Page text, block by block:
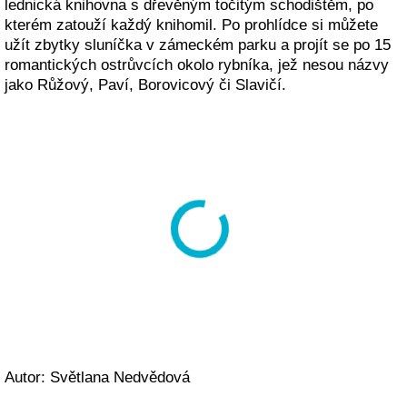
lednická knihovna s dřevěným točitým schodištěm, po
kterém zatouží každý knihomil. Po prohlídce si můžete
užít zbytky sluníčka v zámeckém parku a projít se po 15
romantických ostrůvcích okolo rybníka, jež nesou názvy
jako Růžový, Paví, Borovicový či Slavičí.
Autor: Světlana Nedvědová